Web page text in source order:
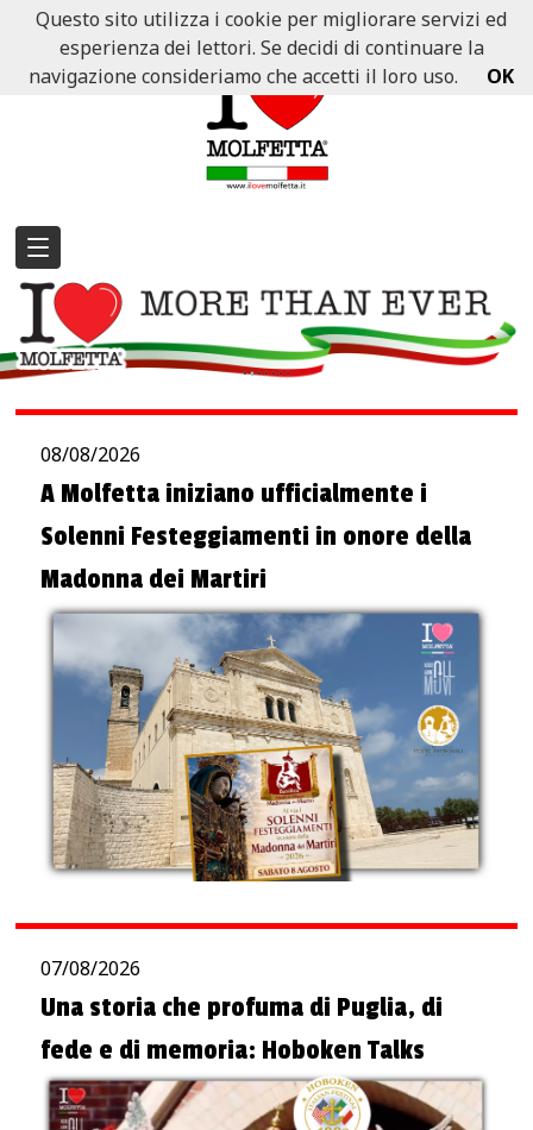
08/08/2026
A Molfetta iniziano ufficialmente i
Solenni Festeggiamenti in onore della
Madonna dei Martiri
07/08/2026
Una storia che profuma di Puglia, di
fede e di memoria: Hoboken Talks
Questo sito utilizza i cookie per migliorare servizi ed
esperienza dei lettori. Se decidi di continuare la
navigazione consideriamo che accetti il loro uso.
OK